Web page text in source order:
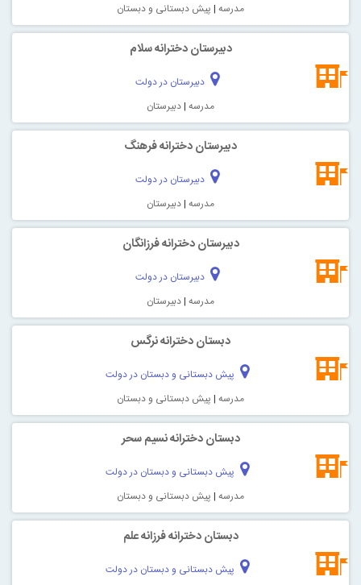
مدرسه | پیش دبستانی و دبستان
دبیرستان دخترانه سلام
دبیرستان در دولت
مدرسه |دبیرستان
دبیرستان دخترانه فرهنگ
دبیرستان در دولت
مدرسه |دبیرستان
دبيرستان دخترانه فرزانگان
دبیرستان در دولت
مدرسه |دبیرستان
دبستان دخترانه نرگس
پیش دبستانی و دبستان در دولت
مدرسه | پیش دبستانی و دبستان
دبستان دخترانه نسیم سحر
پیش دبستانی و دبستان در دولت
مدرسه | پیش دبستانی و دبستان
دبستان دخترانه فرزانه علم
پیش دبستانی و دبستان در دولت